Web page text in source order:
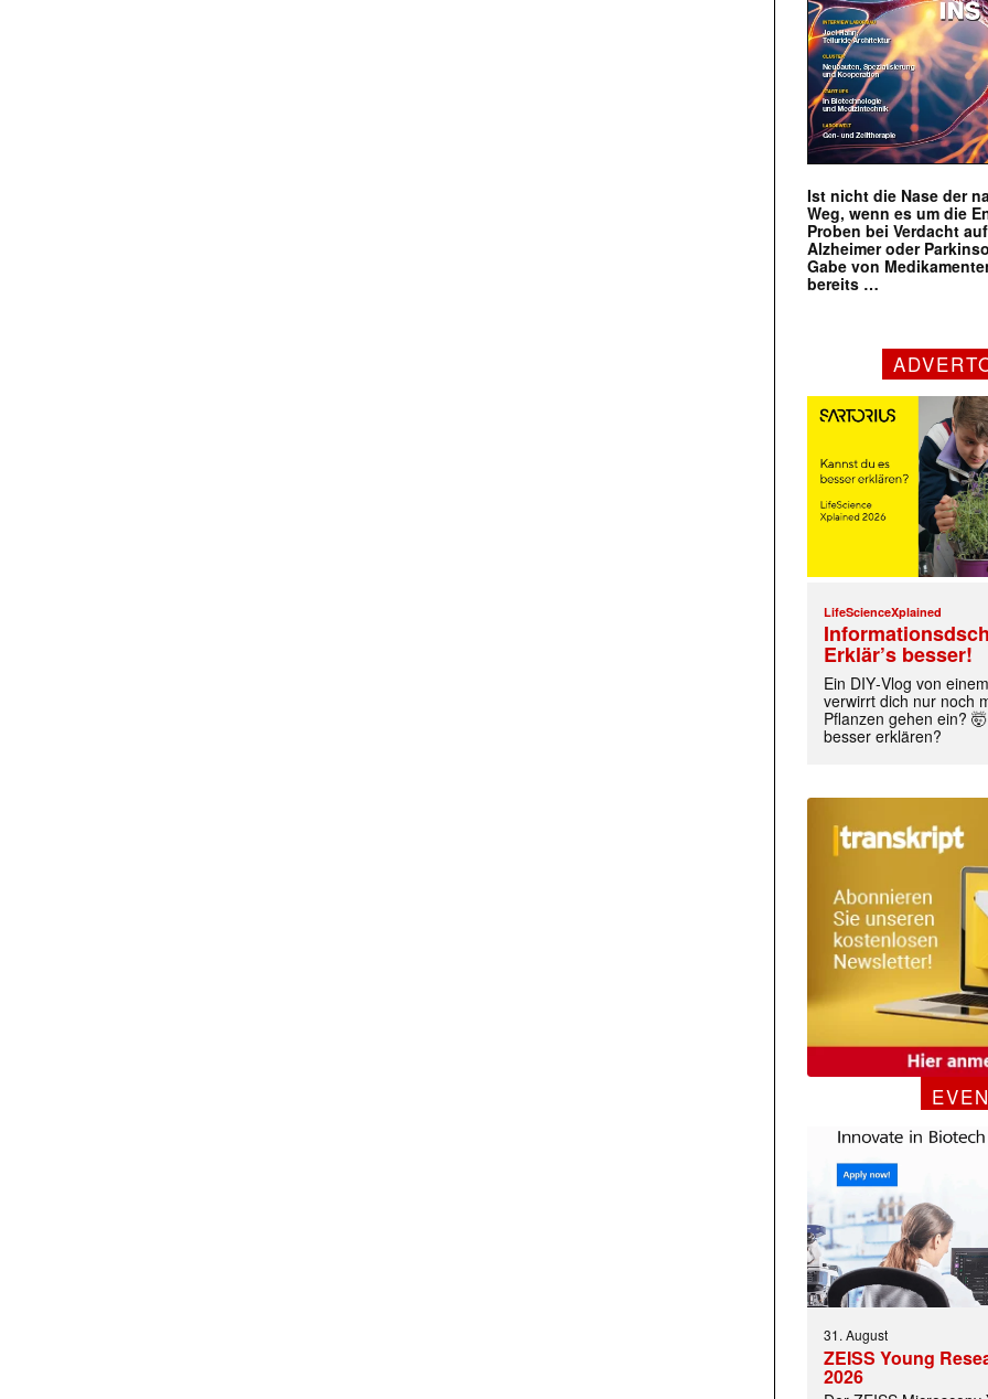
Ist nicht die Nase der
Weg, wenn es um die
Proben bei Verdacht
Alzheimer oder
Gabe von
bereits …
LifeScienceXplained
Erklär’s besser!
Ein DIY‑Vlog von
verwirrt dich nur noch
Pflanzen gehen ein?
besser erklären?
31. August
ZEISS Young
2026